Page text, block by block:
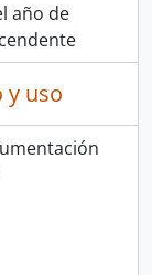
año de
y uso